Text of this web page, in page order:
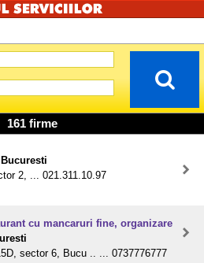
161 firme
Bucuresti
2, ... 021.311.10.97
cu mancaruri fine, organizare
sector 6, Bucu .. ... 0737776777